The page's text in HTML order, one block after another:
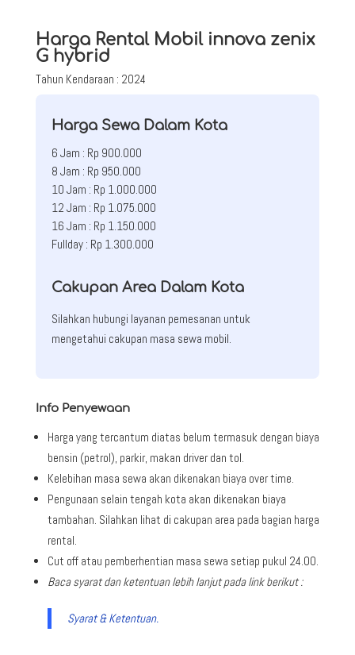
Harga Rental Mobil innova zenix
G hybrid
Tahun Kendaraan : 2024
Harga Sewa Dalam Kota
6 Jam : Rp 900.000
8 Jam : Rp 950.000
10 Jam : Rp 1.000.000
12 Jam : Rp 1.075.000
16 Jam : Rp 1.150.000
Fullday : Rp 1.300.000
Cakupan Area Dalam Kota
Silahkan hubungi layanan pemesanan untuk
mengetahui cakupan masa sewa mobil.
Info Penyewaan
Harga yang tercantum diatas belum termasuk dengan biaya
bensin (petrol), parkir, makan driver dan tol.
Kelebihan masa sewa akan dikenakan biaya over time.
Pengunaan selain tengah kota akan dikenakan biaya
tambahan. Silahkan lihat di cakupan area pada bagian harga
rental.
Cut off atau pemberhentian masa sewa setiap pukul 24.00.
Baca syarat dan ketentuan lebih lanjut pada link berikut :
Syarat & Ketentuan.